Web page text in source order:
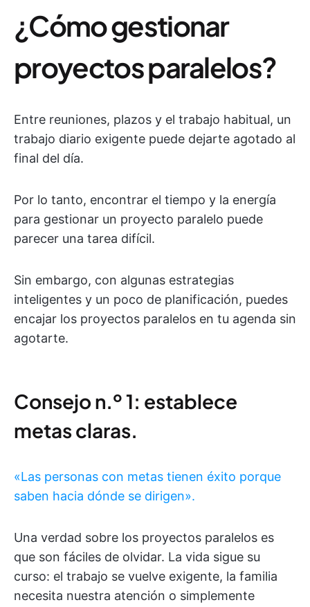
¿Cómo gestionar
proyectos paralelos?
Entre reuniones, plazos y el trabajo habitual, un
trabajo diario exigente puede dejarte agotado al
final del día.
Por lo tanto, encontrar el tiempo y la energía
para gestionar un proyecto paralelo puede
parecer una tarea difícil.
Sin embargo, con algunas estrategias
inteligentes y un poco de planificación, puedes
encajar los proyectos paralelos en tu agenda sin
agotarte.
Consejo n.º 1: establece
metas claras.
«Las personas con metas tienen éxito porque
saben hacia dónde se dirigen».
Una verdad sobre los proyectos paralelos es
que son fáciles de olvidar. La vida sigue su
curso: el trabajo se vuelve exigente, la familia
necesita nuestra atención o simplemente